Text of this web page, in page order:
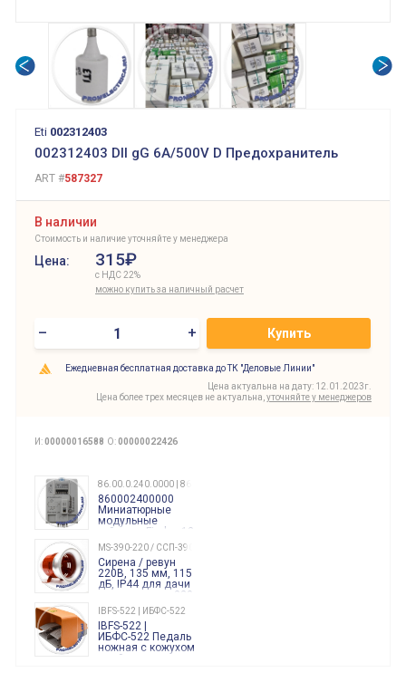
Eti 002312403
002312403 DII gG 6A/500V D Предохранитель
ART #587327
В наличии
Стоимость и наличие уточняйте у менеджера
Цена: 315₽
с НДС 22%
можно купить за наличный расчет
– + Купить
Ежедневная бесплатная доставка до ТК "Деловые Линии"
Цена актуальна на дату: 12.01.2023г.
Цена более трех месяцев не актуальна, уточняйте у менеджеров
И:00000016588 О:00000022426
86.00.0.240.0000 | 860002400000
860002400000
Миниатюрные
модульные
таймеры Finder, 12-
240 Вольт AC/DC
Finder
86.00.0.240.0000
MS-390-220 / ССП-390 220В
Сирена / ревун
220В, 135 мм, 115
дБ, IP44 для дачи
производства 220
Вольт звук ситены
"пожарная
тревога"
IBFS-522 | ИБФС-522
IBFS-522 |
ИБФС-522 Педаль
ножная с кожухом
двойная,